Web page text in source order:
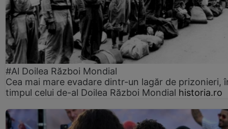
#Al Doilea Război Mondial
Cea mai mare evadare dintr-un lagăr de prizonieri,
timpul celui de-al Doilea Război Mondial historia.ro